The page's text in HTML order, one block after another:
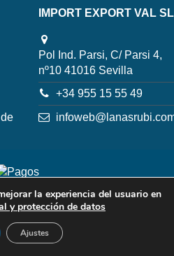
IMPORT EXPORT VAL SL
Pol Ind. Parsi, C/ Parsi 4,
nº10 41016 Sevilla
+34 955 15 55 49
la experiencia del usuario en
y protección de datos
Ajustes